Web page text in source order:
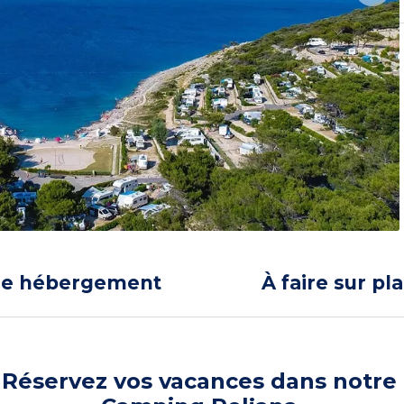
hébergement À faire sur
Réservez vos vacances dans notre